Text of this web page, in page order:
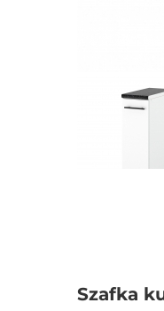
Szafka